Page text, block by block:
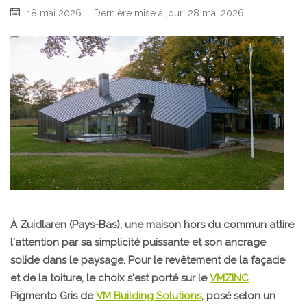
18 mai 2026 Dernière mise à jour: 28 mai 2026
À Zuidlaren (Pays-Bas), une maison hors du commun attire
l'attention par sa simplicité puissante et son ancrage
solide dans le paysage. Pour le revêtement de la façade
et de la toiture, le choix s'est porté sur leVMZINC
Pigmento Gris deVM Building Solutions, posé selon un